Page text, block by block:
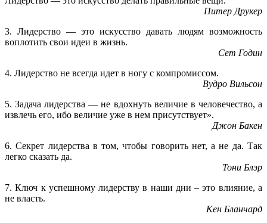
Питер Друкер
3. Лидерство — это искусство давать людям возможность
воплотить свои идеи в жизнь.
Сет Годин
4. Лидерство не всегда идет в ногу с компромиссом.
Вудро Вильсон
5. Задача лидерства — не вдохнуть величие в человечество, а
извлечь его, ибо величие уже в нем присутствует».
Джон Бакен
6. Секрет лидерства в том, чтобы говорить нет, а не да. Так
легко сказать да.
Тони Блэр
7. Ключ к успешному лидерству в наши дни – это влияние, а
не власть.
Кен Бланчард